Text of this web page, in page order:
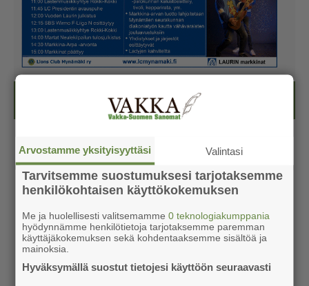
Kesälehti (ilmainen)
Arvostamme yksityisyyttäsi Valintasi
Tarvitsemme suostumuksesi tarjotaksemme
henkilökohtaisen käyttökokemuksen
Me ja huolellisesti valitsemamme0 teknologiakumppania
hyödynnämme henkilötietoja tarjotaksemme paremman
käyttäjäkokemuksen sekä kohdentaaksemme sisältöä ja
mainoksia.
Hyväksymällä suostut tietojesi käyttöön seuraavasti